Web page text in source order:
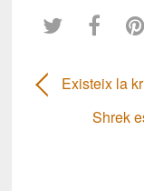
Existeix la
Shrek